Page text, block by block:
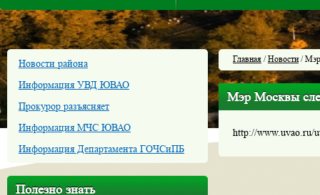
Новости района
Информация УВД ЮВАО
Прокурор разъясняет
Информация МЧС ЮВАО
Информация Департамента ГОЧСиПБ
Полезно знать
Главная /Новости/ Мэр
Мэр Москвы
http://www.uvao.ru/